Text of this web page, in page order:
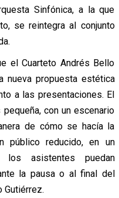
Sinfónica, a la que
se reintegra al conjunto
el Cuarteto Andrés Bello
nueva propuesta estética
a las presentaciones. El
con un escenario
de cómo se hacía la
público reducido, en un
los asistentes puedan
la pausa o al final del
Gutiérrez.